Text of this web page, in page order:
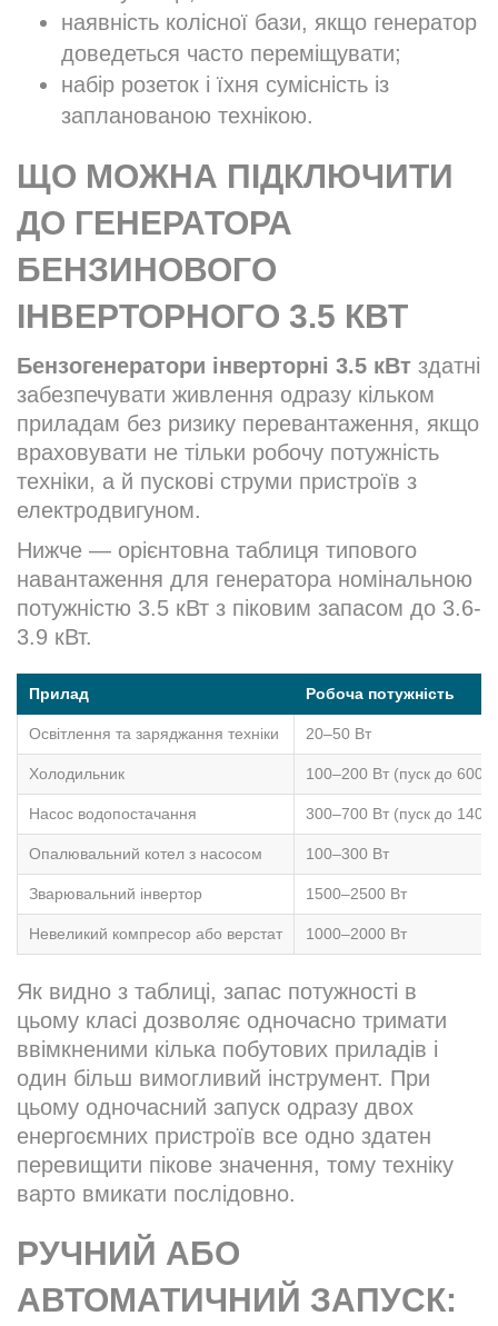
наявність колісної бази, якщо генератор
доведеться часто переміщувати;
набір розеток і їхня сумісність із
запланованою технікою.
ЩО МОЖНА ПІДКЛЮЧИТИ
ДО ГЕНЕРАТОРА
БЕНЗИНОВОГО
ІНВЕРТОРНОГО 3.5 КВТ
Бензогенератори інверторні 3.5 кВт здатні
забезпечувати живлення одразу кільком
приладам без ризику перевантаження, якщо
враховувати не тільки робочу потужність
техніки, а й пускові струми пристроїв з
електродвигуном.
Нижче — орієнтовна таблиця типового
навантаження для генератора номінальною
потужністю 3.5 кВт з піковим запасом до 3.6-
3.9 кВт.
Прилад Робоча потужність
Освітлення та заряджання техніки 20–50 Вт
Холодильник 100–200 Вт (пуск до 600
Насос водопостачання 300–700 Вт (пуск до 1400
Опалювальний котел з насосом 100–300 Вт
Зварювальний інвертор 1500–2500 Вт
Невеликий компресор або верстат 1000–2000 Вт
Як видно з таблиці, запас потужності в
цьому класі дозволяє одночасно тримати
ввімкненими кілька побутових приладів і
один більш вимогливий інструмент. При
цьому одночасний запуск одразу двох
енергоємних пристроїв все одно здатен
перевищити пікове значення, тому техніку
варто вмикати послідовно.
РУЧНИЙ АБО
АВТОМАТИЧНИЙ ЗАПУСК: